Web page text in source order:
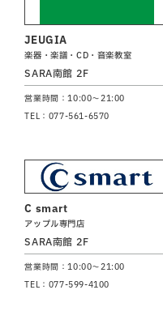
JEUGIA
楽器・楽譜・CD・音楽教室
SARA南館 2F
営業時間：10:00～21:00
TEL：077-561-6570
C smart
アップル専門店
SARA南館 2F
営業時間：10:00～21:00
TEL：077-599-4100